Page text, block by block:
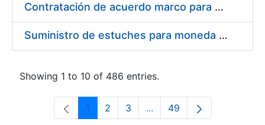
Contratación de acuerdo marco para el Suministro de Material de Electricidad para la Fábrica Nacional de Moneda y Timbre-Real Casa de la Moneda en su centro de trabajo de Burgos
Suministro de estuches para moneda de 30 €
Showing 1 to 10 of 486 entries.
Page
1 Page
2 Page
3 ...Intermediate Pages Use
Page
49